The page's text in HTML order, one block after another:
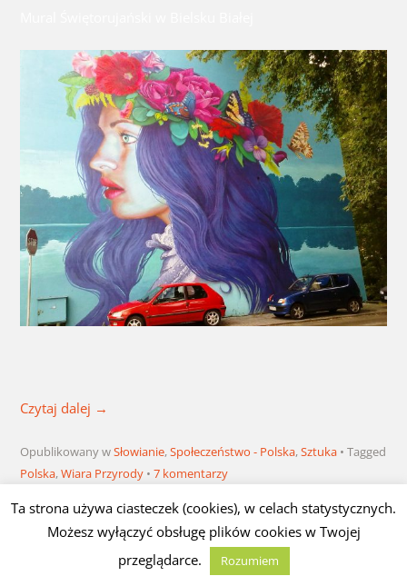
Czytaj dalej →
Opublikowany wSłowianie,Społeczeństwo - Polska,Sztuka
Tagged
Polska,Wiara Przyrody 7 komentarzy
Polska nie ma wyboru – musi być
wielka – M. J. Chodakiewicz – pytania i
Ta strona używa ciasteczek (cookies), w celach statystycznych.
Możesz wyłączyć obsługę plików cookies w Twojej
przeglądarce.
Rozumiem